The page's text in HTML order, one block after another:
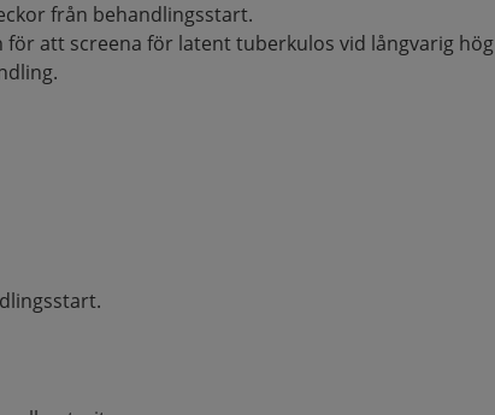
från behandlingsstart.
för att screena för latent tuberkulos vid långvarig hög